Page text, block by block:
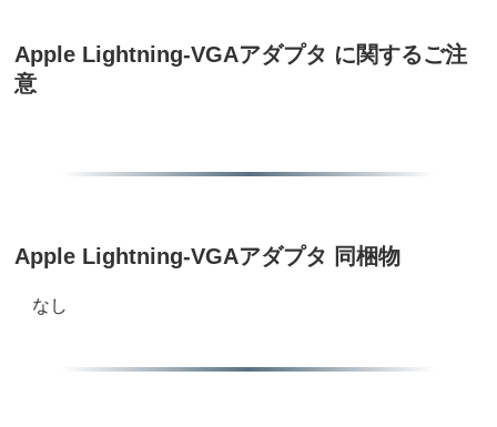
Apple Lightning-VGAアダプタ に関するご注
意
Apple Lightning-VGAアダプタ 同梱物
なし